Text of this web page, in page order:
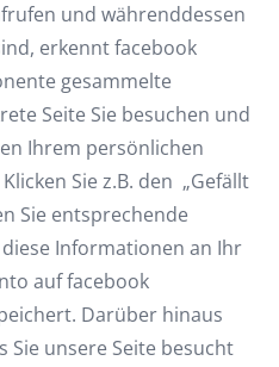
und währenddessen
erkennt facebook
gesammelte
Seite Sie besuchen und
Ihrem persönlichen
Sie z.B. den „Gefällt
Sie entsprechende
Informationen an Ihr
auf facebook
Darüber hinaus
unsere Seite besucht